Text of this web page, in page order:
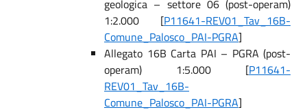
geologica – settore 06 (post-operam)
1:2.000 [P11641-REV01_Tav_16B-
Comune_Palosco_PAI-PGRA]
Allegato 16B Carta PAI – PGRA (post-
operam) 1:5.000 [P11641-
REV01_Tav_16B-
Comune_Palosco_PAI-PGRA]